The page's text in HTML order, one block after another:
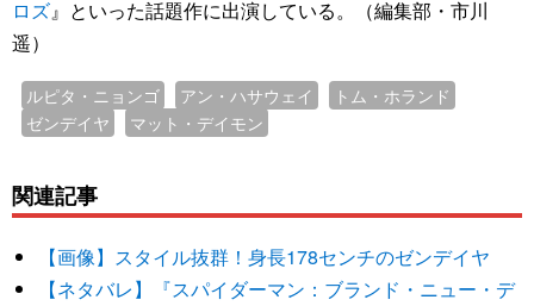
ロズ』といった話題作に出演している。（編集部・市川
遥）
ルピタ・ニョンゴ アン・ハサウェイ
トム・ホランド
ゼンデイヤ
マット・デイモン
関連記事
【画像】スタイル抜群！身長178センチのゼンデイヤ
【ネタバレ】『スパイダーマン：ブランド・ニュー・デ